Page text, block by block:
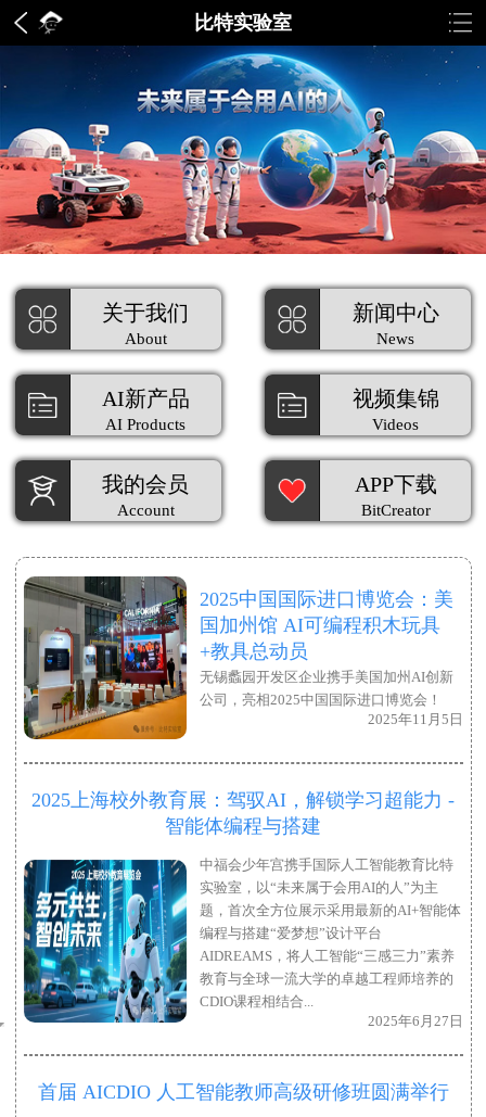
比特实验室
关于我们
About
新闻中心
News
AI新产品
AI Products
视频集锦
Videos
我的会员
Account
APP下载
BitCreator
2025中国国际进口博览会：美
国加州馆 AI可编程积木玩具
+教具总动员
无锡蠡园开发区企业携手美国加州AI创新
公司，亮相2025中国国际进口博览会！
2025年11月5日
2025上海校外教育展：驾驭AI，解锁学习超能力 -
智能体编程与搭建
中福会少年宫携手国际人工智能教育比特
实验室，以“未来属于会用AI的人”为主
题，首次全方位展示采用最新的AI+智能体
编程与搭建“爱梦想”设计平台
AIDREAMS，将人工智能“三感三力”素养
教育与全球一流大学的卓越工程师培养的
CDIO课程相结合...
2025年6月27日
首届 AICDIO 人工智能教师高级研修班圆满举行